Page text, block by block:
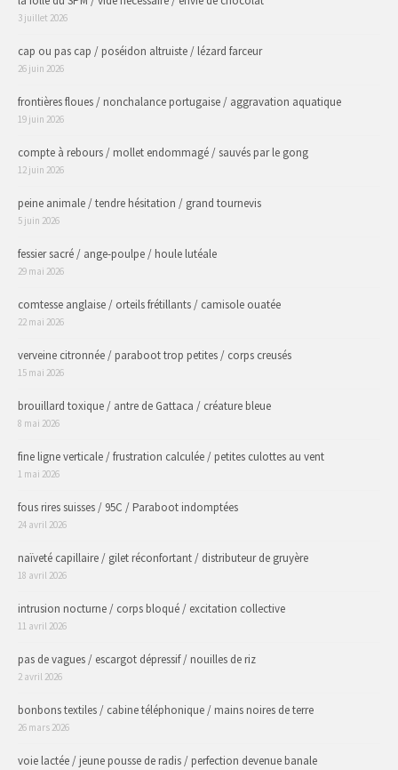
3 juillet 2026
cap ou pas cap / poséidon altruiste / lézard farceur
26 juin 2026
frontières floues / nonchalance portugaise / aggravation aquatique
19 juin 2026
compte à rebours / mollet endommagé / sauvés par le gong
12 juin 2026
peine animale / tendre hésitation / grand tournevis
5 juin 2026
fessier sacré / ange-poulpe / houle lutéale
29 mai 2026
comtesse anglaise / orteils frétillants / camisole ouatée
22 mai 2026
verveine citronnée / paraboot trop petites / corps creusés
15 mai 2026
brouillard toxique / antre de Gattaca / créature bleue
8 mai 2026
fine ligne verticale / frustration calculée / petites culottes au vent
1 mai 2026
fous rires suisses / 95C / Paraboot indomptées
24 avril 2026
naïveté capillaire / gilet réconfortant / distributeur de gruyère
18 avril 2026
intrusion nocturne / corps bloqué / excitation collective
11 avril 2026
pas de vagues / escargot dépressif / nouilles de riz
2 avril 2026
bonbons textiles / cabine téléphonique / mains noires de terre
26 mars 2026
voie lactée / jeune pousse de radis / perfection devenue banale